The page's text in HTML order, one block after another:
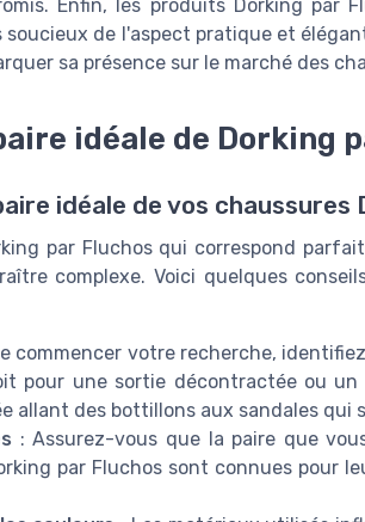
Enfin, les produits Dorking par
de l'aspect pratique et
sa présence sur le marché des
idéale de Dorking
idéale de vos chaussures
par Fluchos qui correspond
complexe. Voici quelques
commencer votre recherche,
pour une sortie décontractée ou
allant des bottillons aux sandales qui
: Assurez-vous que la paire que
par Fluchos sont connues pour